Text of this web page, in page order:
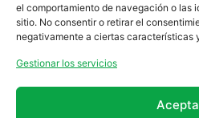
el comportamiento de navegación o las
sitio. No consentir o retirar el
negativamente a ciertas características
Gestionar los servicios
Contacto
SUSCRÍBETE A NUESTRO
la sección deNewsletter